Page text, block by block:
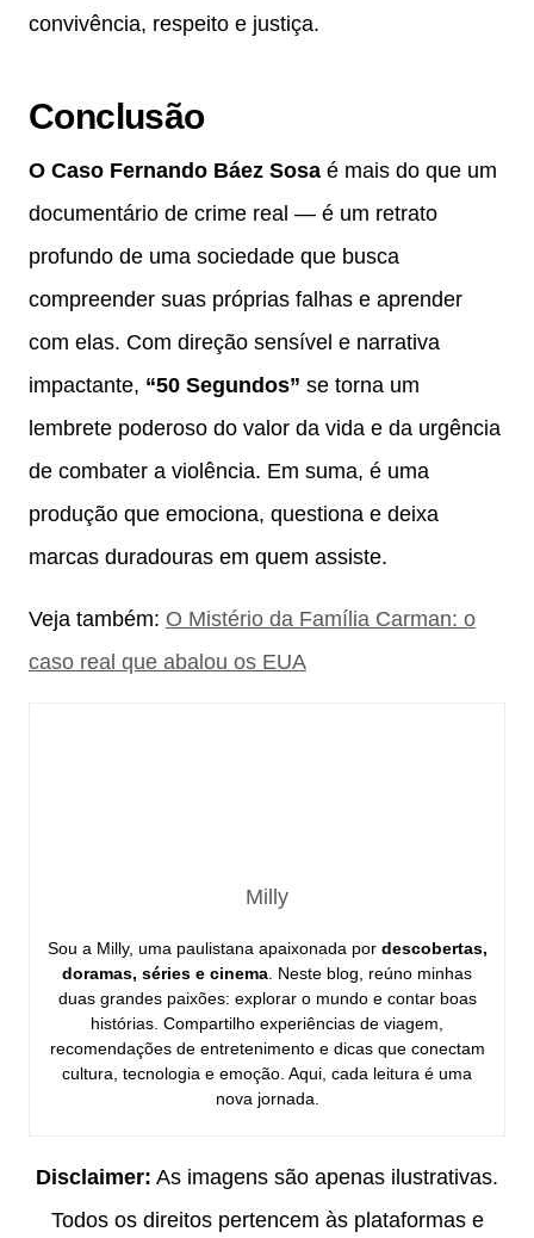
convivência, respeito e justiça.
Conclusão
O Caso Fernando Báez Sosa é mais do que um
documentário de crime real — é um retrato
profundo de uma sociedade que busca
compreender suas próprias falhas e aprender
com elas. Com direção sensível e narrativa
impactante, “50 Segundos” se torna um
lembrete poderoso do valor da vida e da urgência
de combater a violência. Em suma, é uma
produção que emociona, questiona e deixa
marcas duradouras em quem assiste.
Veja também: O Mistério da Família Carman: o
caso real que abalou os EUA
Milly
Sou a Milly, uma paulistana apaixonada por descobertas,
doramas, séries e cinema . Neste blog, reúno minhas
duas grandes paixões: explorar o mundo e contar boas
histórias. Compartilho experiências de viagem,
recomendações de entretenimento e dicas que conectam
cultura, tecnologia e emoção. Aqui, cada leitura é uma
nova jornada.
Disclaimer: As imagens são apenas ilustrativas.
Todos os direitos pertencem às plataformas e